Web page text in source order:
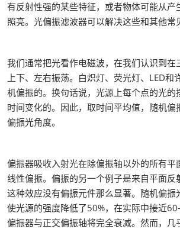
有反射性强的某些特征，或者物体可能从产
照亮。光偏振滤波器可以解决这些和其他常
我们通常把光看作电磁波，在我们认识到在
上下、左右振荡。白炽灯、荧光灯、LED和
机偏振的。换句话说，光源上每个点的光的
时间变化的。因此，取时间平均值，随机偏
偏振光角度。
偏振器吸收入射光在除偏振轴以外的所有平
线性偏振。偏振的另一个例子是来自平面反
这种效应没有偏振元件那么显著。随机偏振
使光源的强度降低了50%，在实际中接近
偏振器与正交偏振轴将完全衰减。然而，几